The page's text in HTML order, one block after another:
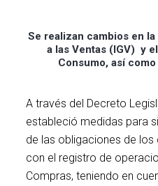
Se realizan cambios en
a las Ventas (IGV) y
Consumo, así
A través del Decreto
estableció medidas para
de las obligaciones de
con el registro de
Compras, teniendo en